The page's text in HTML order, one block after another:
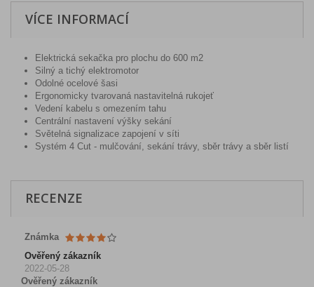
VÍCE INFORMACÍ
Elektrická sekačka pro plochu do 600 m2
Silný a tichý elektromotor
Odolné ocelové šasi
Ergonomicky tvarovaná nastavitelná rukojeť
Vedení kabelu s omezením tahu
Centrální nastavení výšky sekání
Světelná signalizace zapojení v síti
Systém 4 Cut - mulčování, sekání trávy, sběr trávy a sběr listí
RECENZE
Známka
Ověřený zákazník
2022-05-28
Ověřený zákazník